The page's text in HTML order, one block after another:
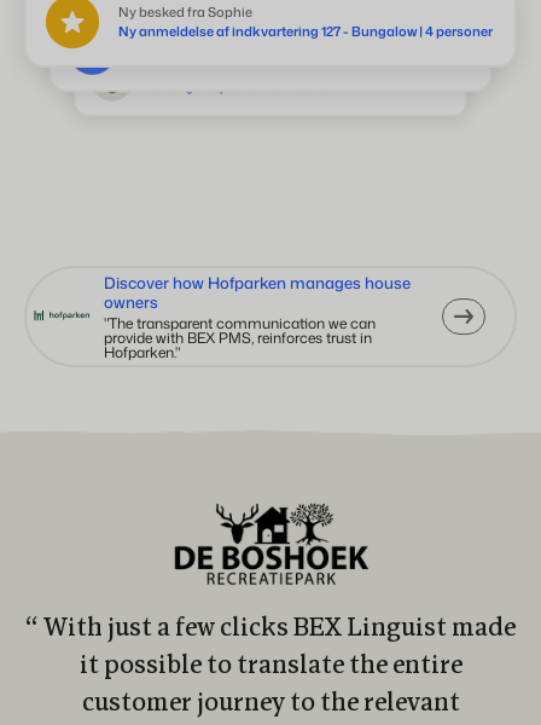
Thomas har redigeret reservation BEX2390739
Inge tilføjede en note til reservation BEX237591048
Lever velkomstpakken
Discover how Hofparken manages house
owners
"The transparent communication we can
provide with BEX PMS, reinforces trust in
Hofparken."
“ With just a few clicks BEX Linguist made
it possible to translate the entire
customer journey to the relevant